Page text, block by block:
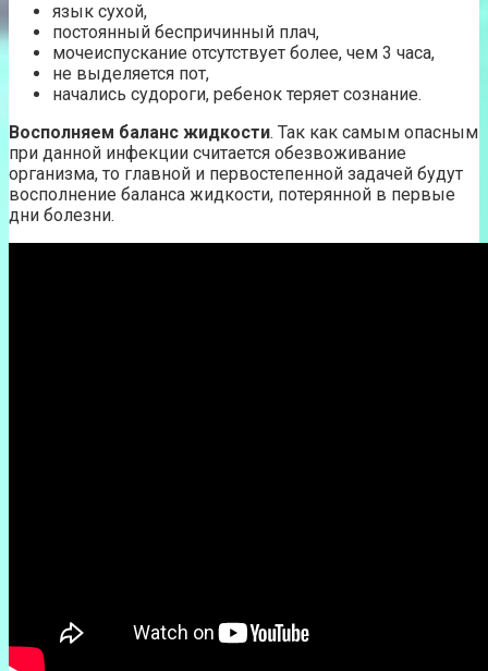
язык сухой,
постоянный беспричинный плач,
мочеиспускание отсутствует более, чем 3 часа,
не выделяется пот,
начались судороги, ребенок теряет сознание.
Восполняем баланс жидкости. Так как самым опасным
при данной инфекции считается обезвоживание
организма, то главной и первостепенной задачей будут
восполнение баланса жидкости, потерянной в первые
дни болезни.